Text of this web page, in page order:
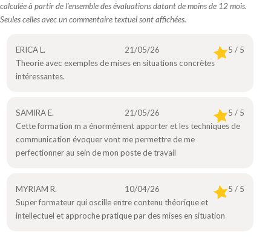
calculée à partir de l’ensemble des évaluations datant de moins de 12 mois.
Seules celles avec un commentaire textuel sont affichées.
ERICA L. 21/05/26
5 / 5
Theorie avec exemples de mises en situations concrètes
intéressantes.
SAMIRA E. 21/05/26
5 / 5
Cette formation m a énormément apporter et les techniques de
communication évoquer vont me permettre de me
perfectionner au sein de mon poste de travail
MYRIAM R. 10/04/26
5 / 5
Super formateur qui oscille entre contenu théorique et
intellectuel et approche pratique par des mises en situation